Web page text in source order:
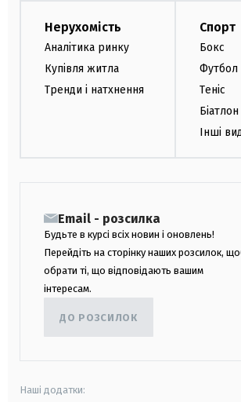
Нерухомість
Аналітика ринку
Купівля житла
Тренди і натхнення
Спорт
Бокс
Футбол
Теніс
Біатлон
Інші
Email - розсилка
Будьте в курсі всіх новин і оновлень!
Перейдіть на сторінку наших розсилок,
обрати ті, що відповідають вашим
інтересам.
ДО РОЗСИЛОК
Наші додатки: